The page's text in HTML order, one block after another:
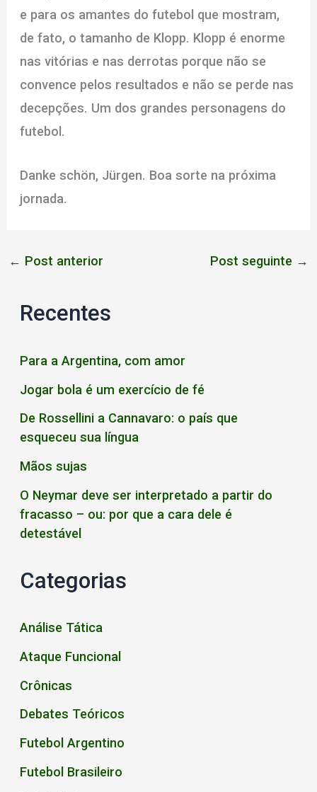
e para os amantes do futebol que mostram,
de fato, o tamanho de Klopp. Klopp é enorme
nas vitórias e nas derrotas porque não se
convence pelos resultados e não se perde nas
decepções. Um dos grandes personagens do
futebol.
Danke schön, Jürgen. Boa sorte na próxima
jornada.
← Post anterior Post seguinte →
Recentes
Para a Argentina, com amor
Jogar bola é um exercício de fé
De Rossellini a Cannavaro: o país que
esqueceu sua língua
Mãos sujas
O Neymar deve ser interpretado a partir do
fracasso – ou: por que a cara dele é
detestável
Categorias
Análise Tática
Ataque Funcional
Crônicas
Debates Teóricos
Futebol Argentino
Futebol Brasileiro